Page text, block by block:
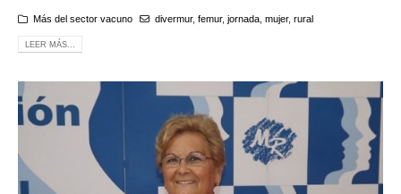
Más del sector vacuno divermur, femur, jornada, mujer, rural
LEER MÁS...